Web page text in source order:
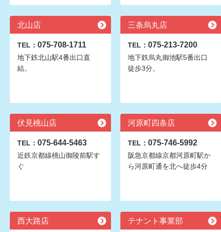
北山店
TEL： 075-708-1711
地下鉄北山駅4番出口直
結。
三条烏丸店
TEL： 075-213-7200
地下鉄烏丸御池駅5番出口
徒歩3分。
伏見桃山店
TEL： 075-644-5463
近鉄京都線桃山御陵前駅す
ぐ
河原町四条店
TEL： 075-746-5992
阪急京都線京都河原町駅か
ら河原町通を北へ徒歩4分
西大路店 テナント事業部